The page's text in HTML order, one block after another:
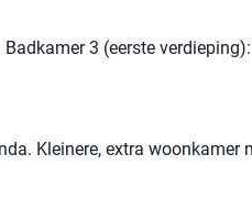
3 (eerste
Kleinere, extra woonkamer